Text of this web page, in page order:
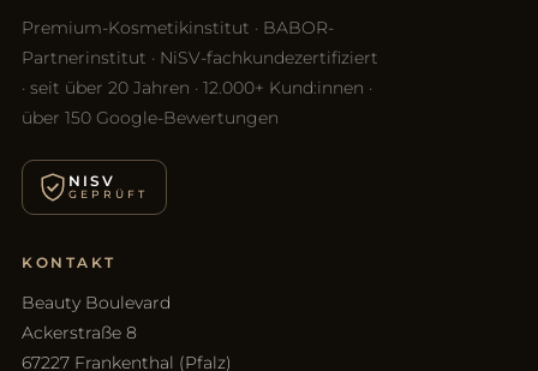
Premium-Kosmetikinstitut · BABOR-
Partnerinstitut · NiSV-fachkundezertifiziert
· seit über 20 Jahren · 12.000+ Kund:innen ·
über 150 Google-Bewertungen
NISV
GEPRÜFT
KONTAKT
Beauty Boulevard
Ackerstraße 8
67227 Frankenthal (Pfalz)